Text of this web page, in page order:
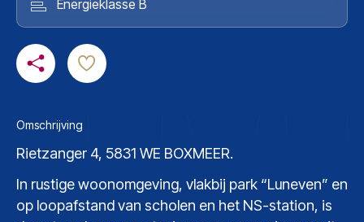
Energieklasse B
Omschrijving
Rietzanger 4, 5831 WE BOXMEER.
In rustige woonomgeving, vlakbij park “Luneven” en
op loopafstand van scholen en het NS-station, is